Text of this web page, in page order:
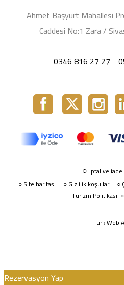
Ahmet Başyurt Mahallesi
Caddesi No:1 Zara /
0346 816 27 27
○ İptal ve iade
○ Site haritası ○Gizlilik koşulları ○
Turizm Politikası ○
Türk Web
Rezervasyon Yap